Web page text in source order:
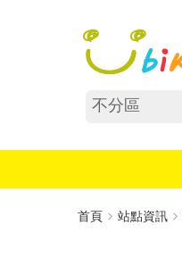
不分區
首頁 站點資訊